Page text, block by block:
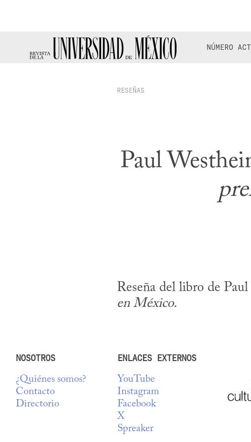
NÚMERO
RESEÑAS
Paul
Reseña del libro de
en México.
NOSOTROS
¿Quiénes somos?
Contacto
Directorio
ENLACES EXTERNOS
YouTube
Instagram
Facebook
X
Spreaker